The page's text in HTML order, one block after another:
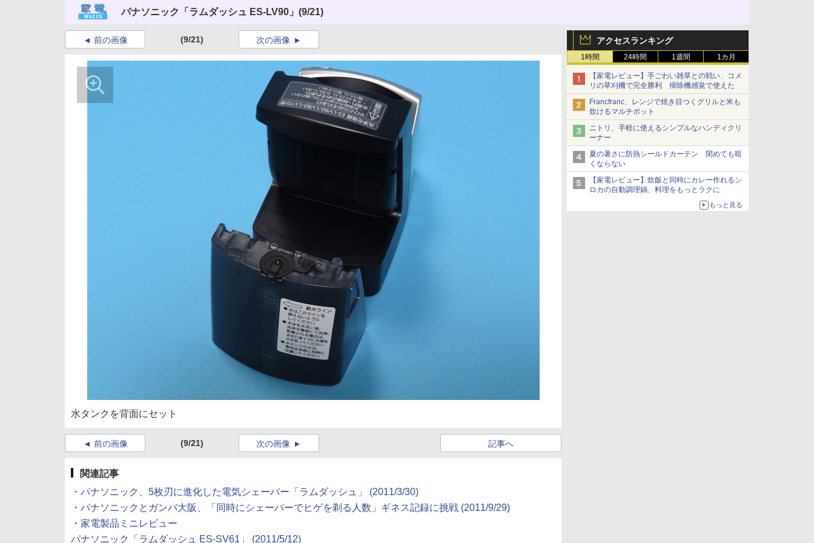
パナソニック「ラムダッシュ ES-LV90」 (9/21)
アクセスランキング
1時間 24時間 1週間 1カ月
【家電レビュー】手ごわい雑草との戦い、コメ
リの草刈機で完全勝利 掃除機感覚で使えた
Francfranc、レンジで焼き目つくグリルと米も
炊けるマルチポット
ニトリ、手軽に使えるシンプルなハンディクリ
ーナー
夏の暑さに防熱シールドカーテン 閉めても暗
くならない
【家電レビュー】炊飯と同時にカレー作れるシ
ロカの自動調理鍋、料理をもっとラクに
もっと見る
前の画像 (9/21) 次の画像
水タンクを背面にセット
前の画像 (9/21) 記事へ
次の画像
関連記事
・ パナソニック、5枚刃に進化した電気シェーバー「ラムダッシュ」 (2011/3/30)
・ パナソニックとガンバ大阪、「同時にシェーバーでヒゲを剃る人数」ギネス記録に挑戦 (2011/9/29)
・ 家電製品ミニレビュー
パナソニック「ラムダッシュ ES-SV61」 (2011/5/12)